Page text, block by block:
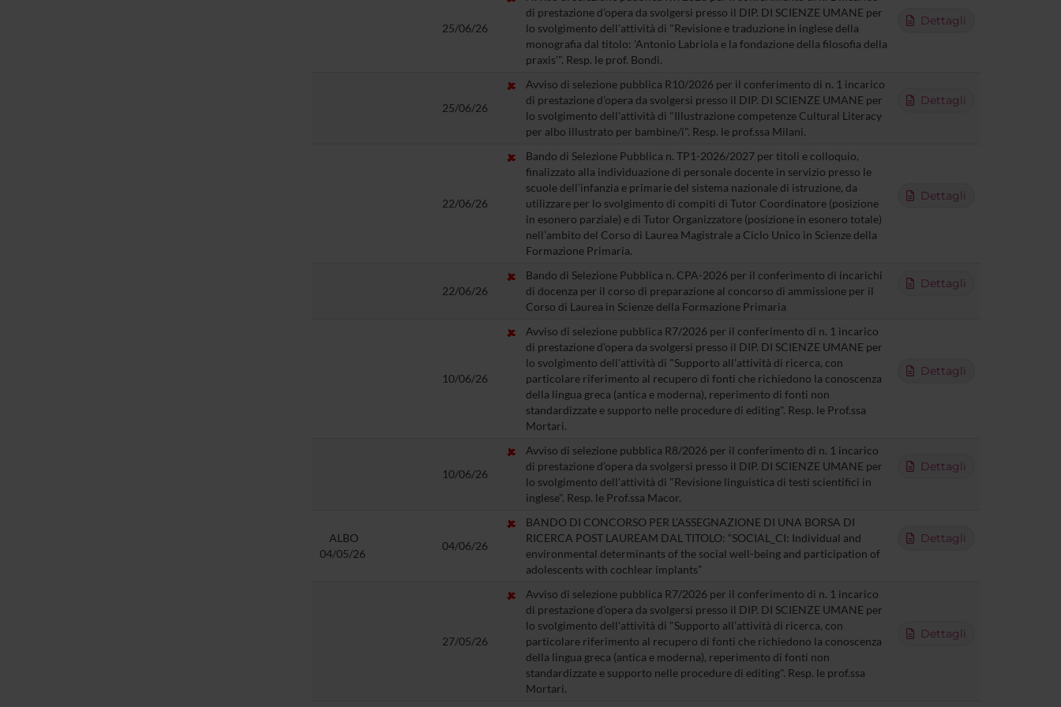
25/06/26
di prestazione d’opera da svolgersi presso il DIP. DI SCIENZE UMANE per
lo svolgimento dell'attività di "Revisione e traduzione in inglese della
monografia dal titolo: 'Antonio Labriola e la fondazione della filosofia della
praxis'". Resp. le prof. Bondì.
Dettagli
25/06/26
Avviso di selezione pubblica R10/2026 per il conferimento di n. 1 incarico
di prestazione d’opera da svolgersi presso il DIP. DI SCIENZE UMANE per
lo svolgimento dell'attività di "Illustrazione competenze Cultural Literacy
per albo illustrato per bambine/i". Resp. le prof.ssa Milani.
Dettagli
22/06/26
Bando di Selezione Pubblica n. TP1-2026/2027 per titoli e colloquio,
finalizzato alla individuazione di personale docente in servizio presso le
scuole dell’infanzia e primarie del sistema nazionale di istruzione, da
utilizzare per lo svolgimento di compiti di Tutor Coordinatore (posizione
in esonero parziale) e di Tutor Organizzatore (posizione in esonero totale)
nell’ambito del Corso di Laurea Magistrale a Ciclo Unico in Scienze della
Formazione Primaria.
Dettagli
22/06/26
Bando di Selezione Pubblica n. CPA-2026 per il conferimento di incarichi
di docenza per il corso di preparazione al concorso di ammissione per il
Corso di Laurea in Scienze della Formazione Primaria
Dettagli
10/06/26
Avviso di selezione pubblica R7/2026 per il conferimento di n. 1 incarico
di prestazione d’opera da svolgersi presso il DIP. DI SCIENZE UMANE per
lo svolgimento dell'attività di "Supporto all’attività di ricerca, con
particolare riferimento al recupero di fonti che richiedono la conoscenza
della lingua greca (antica e moderna), reperimento di fonti non
standardizzate e supporto nelle procedure di editing". Resp. le Prof.ssa
Mortari.
Dettagli
10/06/26
Avviso di selezione pubblica R8/2026 per il conferimento di n. 1 incarico
di prestazione d’opera da svolgersi presso il DIP. DI SCIENZE UMANE per
lo svolgimento dell'attività di "Revisione linguistica di testi scientifici in
inglese". Resp. le Prof.ssa Macor.
Dettagli
ALBO
04/05/26
04/06/26
BANDO DI CONCORSO PER L’ASSEGNAZIONE DI UNA BORSA DI
RICERCA POST LAUREAM DAL TITOLO: “SOCIAL_CI: Individual and
environmental determinants of the social well-being and participation of
adolescents with cochlear implants”
Dettagli
27/05/26
Avviso di selezione pubblica R7/2026 per il conferimento di n. 1 incarico
di prestazione d’opera da svolgersi presso il DIP. DI SCIENZE UMANE per
lo svolgimento dell'attività di "Supporto all’attività di ricerca, con
particolare riferimento al recupero di fonti che richiedono la conoscenza
della lingua greca (antica e moderna), reperimento di fonti non
standardizzate e supporto nelle procedure di editing". Resp. le prof.ssa
Mortari.
Dettagli